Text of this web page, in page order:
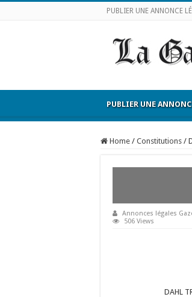
PUBLIER UNE ANNONCE
PUBLIER UNE
Home / Constitutions /
Annonces légales
506 Views
DAHL